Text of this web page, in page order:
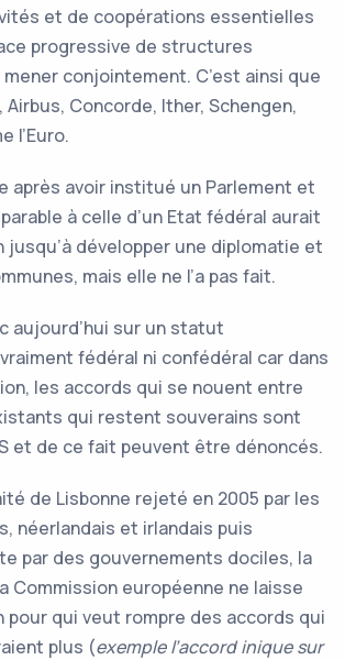
et de coopérations essentielles
progressive de structures
conjointement. C’est ainsi que
Airbus, Concorde, Ither, Schengen,
l’Euro.
après avoir institué un Parlement et
à celle d’un Etat fédéral aurait
jusqu’à développer une diplomatie et
mais elle ne l’a pas fait.
aujourd’hui sur un statut
fédéral ni confédéral car dans
les accords qui se nouent entre
qui restent souverains sont
et de ce fait peuvent être dénoncés.
de Lisbonne rejeté en 2005 par les
néerlandais et irlandais puis
par des gouvernements dociles, la
Commission européenne ne laisse
pour qui veut rompre des accords qui
plus (exemple l’accord inique sur